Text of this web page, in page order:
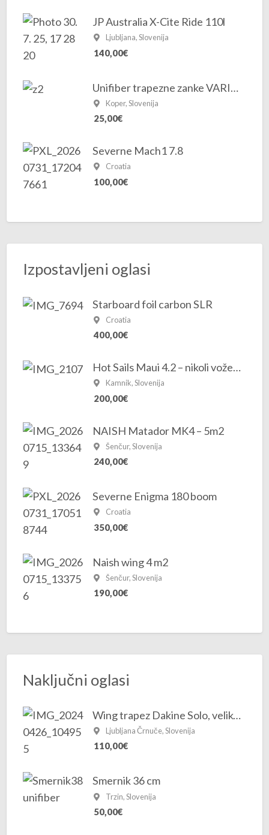
JP Australia X-Cite Ride 110l
Ljubljana, Slovenija
140,00€
Unifiber trapezne zanke VARIO 24″-30″
Koper, Slovenija
25,00€
Severne Mach1 7.8
Croatia
100,00€
Izpostavljeni oglasi
Starboard foil carbon SLR
Croatia
400,00€
Hot Sails Maui 4.2 – nikoli voženo, novo jadro
Kamnik, Slovenija
200,00€
NAISH Matador MK4 – 5m2
Šenčur, Slovenija
240,00€
Severne Enigma 180 boom
Croatia
350,00€
Naish wing 4 m2
Šenčur, Slovenija
190,00€
Naključni oglasi
Wing trapez Dakine Solo, velikost M
Ljubljana Črnuče, Slovenija
110,00€
Smernik 36 cm
Trzin, Slovenija
50,00€